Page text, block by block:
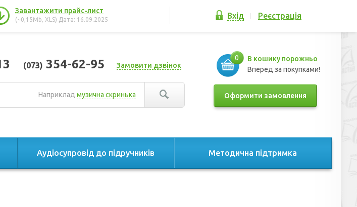
Завантажити прайс-лист
(~0,15Mb, XLS) Дата: 16.09.2025 Вхід Реєстрація
(073) 354-62-95 Замовити дзвінок
Наприклад музична скринька
В кошику порожньо
Вперед за покупками!
0
Оформити замовлення
Аудіосупровід до підручників Методична підтримка